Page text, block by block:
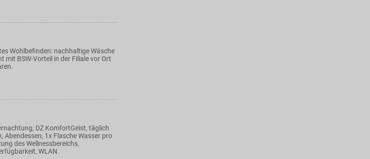
Wohlbefinden: nachhaltige Wäsche
mit BSW-Vorteil in der Filiale vor Ort
DZ KomfortGeist, täglich
1x Flasche Wasser pro
des Wellnessbereichs,
WLAN.